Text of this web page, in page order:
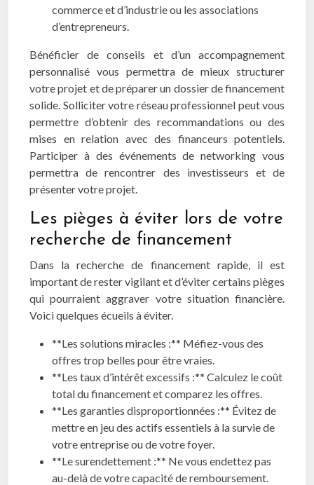
commerce et d’industrie ou les associations
d’entrepreneurs.
Bénéficier de conseils et d’un accompagnement
personnalisé vous permettra de mieux structurer
votre projet et de préparer un dossier de financement
solide. Solliciter votre réseau professionnel peut vous
permettre d’obtenir des recommandations ou des
mises en relation avec des financeurs potentiels.
Participer à des événements de networking vous
permettra de rencontrer des investisseurs et de
présenter votre projet.
Les pièges à éviter lors de votre
recherche de financement
Dans la recherche de financement rapide, il est
important de rester vigilant et d’éviter certains pièges
qui pourraient aggraver votre situation financière.
Voici quelques écueils à éviter.
**Les solutions miracles :** Méfiez-vous des
offres trop belles pour être vraies.
**Les taux d’intérêt excessifs :** Calculez le coût
total du financement et comparez les offres.
**Les garanties disproportionnées :** Évitez de
mettre en jeu des actifs essentiels à la survie de
votre entreprise ou de votre foyer.
**Le surendettement :** Ne vous endettez pas
au-delà de votre capacité de remboursement.